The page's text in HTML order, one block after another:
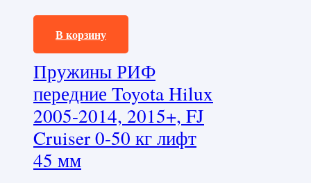
11050,0₽
В корзину
Пружины РИФ
передние Toyota Hilux
2005-2014, 2015+, FJ
Cruiser 0-50 кг лифт
45 мм